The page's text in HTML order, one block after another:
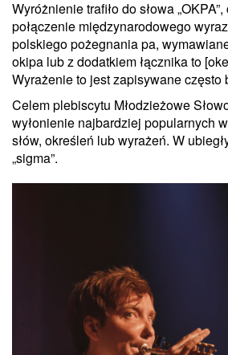
Wyróżnienie trafiło do słowa
połączenie międzynarodowego
polskiego pożegnania pa,
okipa lub z dodatkiem łącznika to
Wyrażenie to jest zapisywane często
Celem plebiscytu Młodzieżowe
wyłonienie najbardziej popularnych
słów, określeń lub wyrażeń. W
„sigma”.